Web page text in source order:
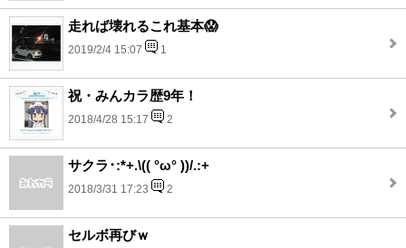
走れば壊れるこれ基本😱
2019/2/4 15:07 1
祝・みんカラ歴9年！
2018/4/28 15:17 2
サクラ･:*+.\(( °ω° ))/.:+
2018/3/31 17:23 2
セルボ再びｗ